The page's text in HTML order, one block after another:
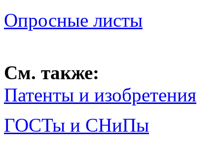
Опросные листы
См. также:
Патенты и изобретения
ГОСТы и СНиПы